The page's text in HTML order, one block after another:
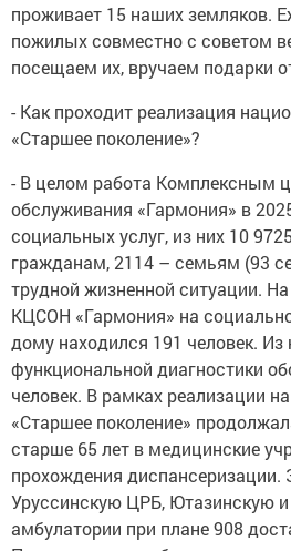
проживает 15 наших земляков.
пожилых совместно с советом
посещаем их, вручаем подарки
- Как проходит реализация
«Старшее поколение»?
- В целом работа Комплексным
обслуживания «Гармония» в
социальных услуг, из них 10
гражданам, 2114 – семьям (93
трудной жизненной ситуации.
КЦСОН «Гармония» на
дому находился 191 человек. Из
функциональной диагностики
человек. В рамках реализации
«Старшее поколение»
старше 65 лет в медицинские
прохождения диспансеризации.
Уруссинскую ЦРБ, Ютазинскую
амбулатории при плане 908